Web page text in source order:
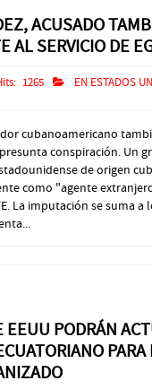
ACUSADO
AL SERVICIO DE
1265 EN ESTADOS
cubanoamericano
conspiración. Un
de origen
como "agente
La imputación se suma a
EEUU PODRÁN